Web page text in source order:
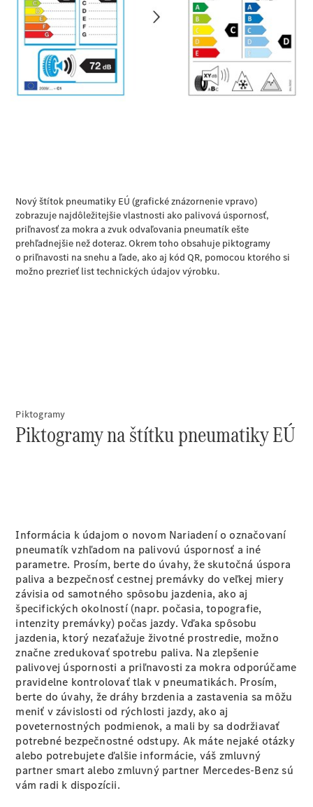
Konfigurátor
úžitkových
vozidiel
Vito
Skriňové
vozidlo
Vito Mixto
Vito Tourer
Marco Polo
Konfigurátor
úžitkových
vozidiel
eSprinter
Všetky
eSprinter
eSprinter
Skriňové
vozidlo
Elektrické
eSprinter
Piktogramy
Piktogramy na štítku pneumatiky EÚ
Informácia k údajom o novom Nariadení o označovaní
pneumatík vzhľadom na palivovú úspornosť a iné
parametre. Prosím, berte do úvahy, že skutočná úspora
paliva a bezpečnosť cestnej premávky do veľkej miery
závisia od samotného spôsobu jazdenia, ako aj
špecifických okolností (napr. počasia, topografie,
intenzity premávky) počas jazdy. Vďaka spôsobu
jazdenia, ktorý nezaťažuje životné prostredie, možno
značne zredukovať spotrebu paliva. Na zlepšenie
palivovej úspornosti a priľnavosti za mokra odporúčame
pravidelne kontrolovať tlak v pneumatikách. Prosím,
berte do úvahy, že dráhy brzdenia a zastavenia sa môžu
meniť v závislosti od rýchlosti jazdy, ako aj
poveternostných podmienok, a mali by sa dodržiavať
potrebné bezpečnostné odstupy. Ak máte nejaké otázky
alebo potrebujete ďalšie informácie, váš zmluvný
partner smart alebo zmluvný partner Mercedes-Benz sú
vám radi k dispozícii.